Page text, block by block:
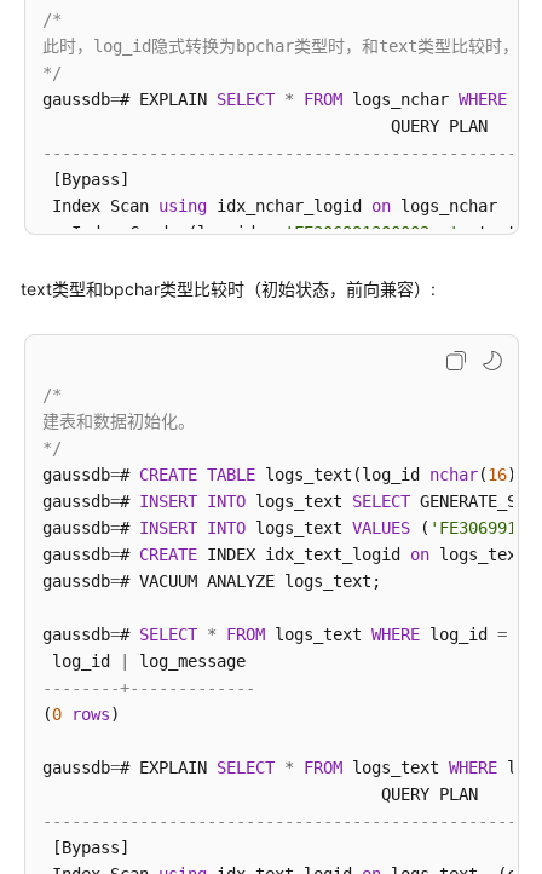
布
_V2.0-
开
发
指
（集
式
据
库
系
统
概
数
据
库
全
数
据
/*
此时，log_id隐式转换为bpchar类型时，和text类型比较时，能
*/
gaussdb=# EXPLAIN SELECT * FROM logs_nchar WHERE
[Bypass]
Index Scan using idx_nchar_logid on logs_nchar
   Index Cond: (log_id
= 'FE306991300002  '::text)
      log_id
|
FE306991300002
(1 row)
/*
删除表和扩展。
*/
gaussdb=# DROP TABLE logs_nchar;
gaussdb=# DROP
text类型和bpchar类型比较时（初始状态，前向兼容）:
/*
建表和数据初始化。
*/
gaussdb=# CREATE TABLE logs_text(log_id nchar(16),
gaussdb=# INSERT INTO logs_text SELECT
gaussdb=# INSERT INTO logs_text VALUES (
gaussdb=# CREATE INDEX idx_text_logid on
gaussdb=# VACUUM ANALYZE logs_text;
gaussdb=# SELECT * FROM logs_text WHERE log_id =
log_id
--------+-------------
(0 rows)
gaussdb=# EXPLAIN SELECT * FROM logs_text WHERE
[Bypass]